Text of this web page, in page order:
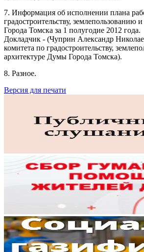
7. Информация об исполнении плана
градостроительству, землепользованию
Города Томска за 1 полугодие 2012 года.
Докладчик - (Чуприн Александр
комитета по градостроительству,
архитектуре Думы Города Томска).
8. Разное.
Версия для печати